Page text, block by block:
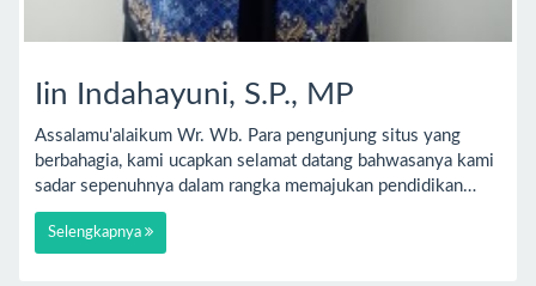
Iin Indahayuni, S.P., MP
Assalamu'alaikum Wr. Wb. Para pengunjung situs yang
berbahagia, kami ucapkan selamat datang bahwasanya kami
sadar sepenuhnya dalam rangka memajukan pendidikan…
Selengkapnya